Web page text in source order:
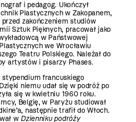
i pedagog. Ukończył
Plastycznych w Zakopanem,
zakończeniem studiów
Sztuk Pięknych, pracował jako
w Państwowej
we Wrocławiu
Teatru Polskiego. Należał do
artystów i pisarzy Phases.
francuskiego
niemu udał się w podróż po
się w kwietniu 1960 roku.
Belgię, w Paryżu studiował
następnie trafił do Włoch.
w Dzienniku podróży